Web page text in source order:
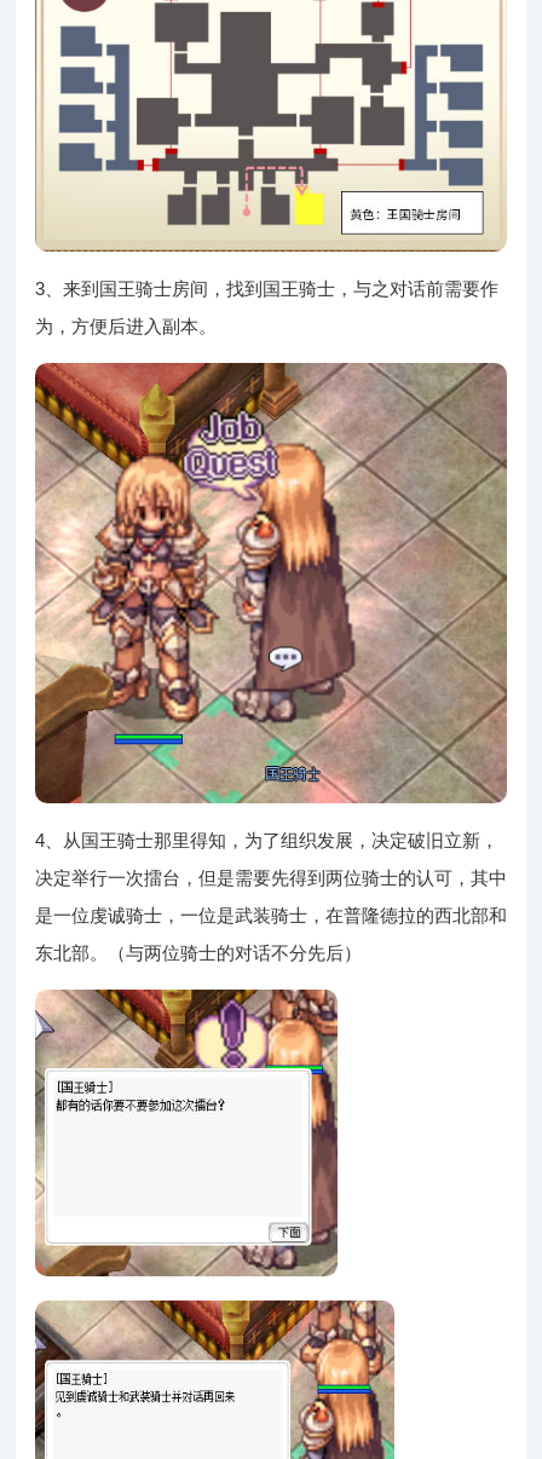
3、来到国王骑士房间，找到国王骑士，与之对话前需要作
为，方便后进入副本。
4、从国王骑士那里得知，为了组织发展，决定破旧立新，
决定举行一次擂台，但是需要先得到两位骑士的认可，其中
是一位虔诚骑士，一位是武装骑士，在普隆德拉的西北部和
东北部。（与两位骑士的对话不分先后）